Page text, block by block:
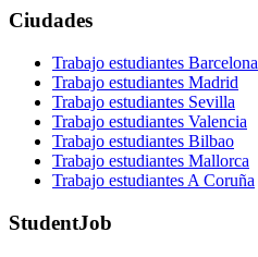
Ciudades
Trabajo estudiantes Barcelona
Trabajo estudiantes Madrid
Trabajo estudiantes Sevilla
Trabajo estudiantes Valencia
Trabajo estudiantes Bilbao
Trabajo estudiantes Mallorca
Trabajo estudiantes A Coruña
StudentJob